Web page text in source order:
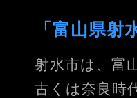
「富山県射
射水市は、富
古くは奈良時